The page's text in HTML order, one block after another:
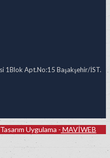
1Blok Apt.No:15 Başakşehir/İST.
Uygulama - MAVİWEB